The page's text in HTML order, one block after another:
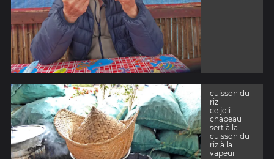
cuisson du
riz
ce joli
chapeau
sert à la
cuisson du
riz à la
vapeur